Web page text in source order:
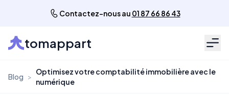
Contactez-nous au 01 87 66 86 43
tomappart
Blog >
Optimisez votre comptabilité immobilière avec le
numérique